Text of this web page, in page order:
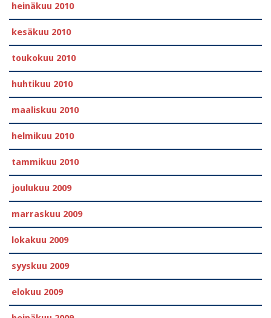
heinäkuu 2010
kesäkuu 2010
toukokuu 2010
huhtikuu 2010
maaliskuu 2010
helmikuu 2010
tammikuu 2010
joulukuu 2009
marraskuu 2009
lokakuu 2009
syyskuu 2009
elokuu 2009